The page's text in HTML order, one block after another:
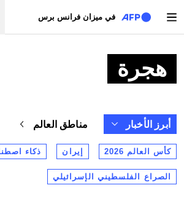
في ميزان فرانس برس
هجرة
أبرز الأخبار مناطق العالم
كأس العالم 2026 إيران ذكاء
الصراع الفلسطيني الإسرائيلي